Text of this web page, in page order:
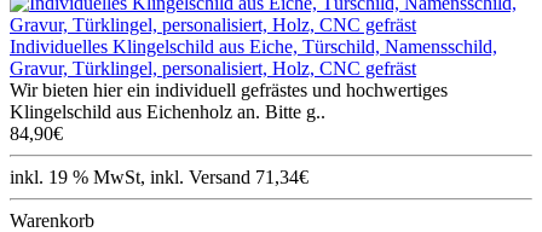
Individuelles Klingelschild aus Eiche, Türschild, Namensschild,
Gravur, Türklingel, personalisiert, Holz, CNC gefräst
Wir bieten hier ein individuell gefrästes und hochwertiges
Klingelschild aus Eichenholz an. Bitte g..
84,90€
inkl. 19 % MwSt, inkl. Versand 71,34€
Warenkorb